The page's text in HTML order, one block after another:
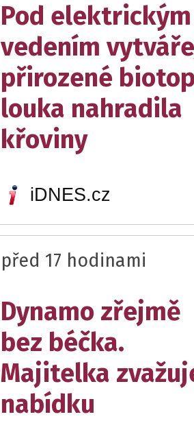
Pod elektrickým
vedením
přirozené
louka nahradila
křoviny
iDNES.cz
před 17 hodinami
Dynamo zřejmě
bez béčka.
Majitelka
nabídku